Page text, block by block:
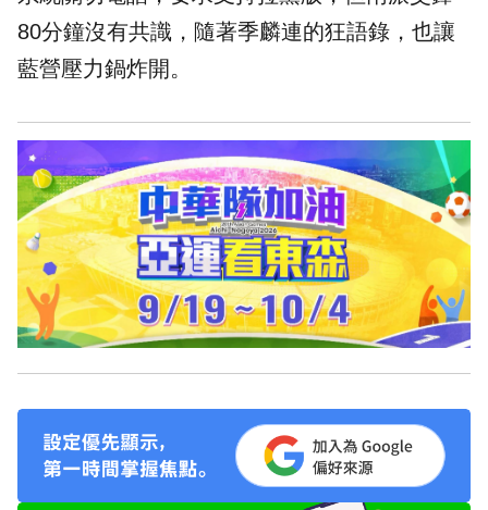
80分鐘沒有共識，隨著季麟連的狂語錄，也讓
藍營壓力鍋炸開。